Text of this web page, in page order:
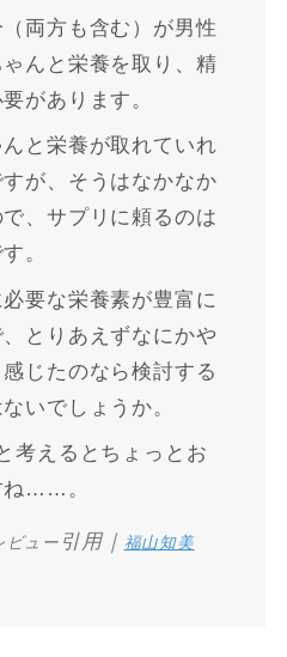
両方も含む）が男性
んと栄養を取り、精
があります。
と栄養が取れていれ
が、そうはなかなか
、サプリに頼るのは
。
要な栄養素が豊富に
とりあえずなにかや
じたのなら検討する
いでしょうか。
考えるとちょっとお
ね……。
ビュー 引用｜ 福山知美